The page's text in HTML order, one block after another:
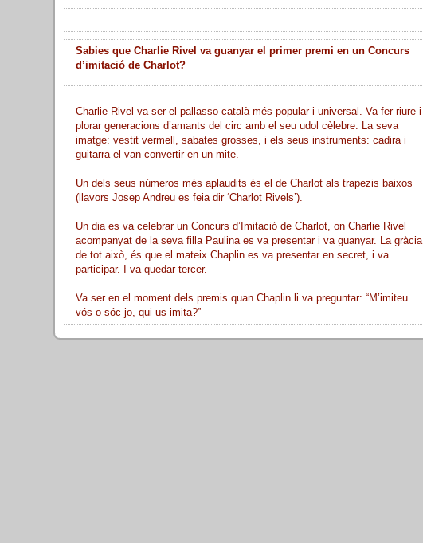
Sabies que Charlie Rivel va guanyar el primer premi en un Concurs
d’imitació de Charlot?
Charlie Rivel va ser el pallasso català més popular i universal. Va fer riure i
plorar generacions d’amants del circ amb el seu udol cèlebre. La seva
imatge: vestit vermell, sabates grosses, i els seus instruments: cadira i
guitarra el van convertir en un mite.
Un dels seus números més aplaudits és el de Charlot als trapezis baixos
(llavors Josep Andreu es feia dir ‘Charlot Rivels’).
Un dia es va celebrar un Concurs d’Imitació de Charlot, on Charlie Rivel
acompanyat de la seva filla Paulina es va presentar i va guanyar. La gràcia
de tot això, és que el mateix Chaplin es va presentar en secret, i va
participar. I va quedar tercer.
Va ser en el moment dels premis quan Chaplin li va preguntar: “M’imiteu
vós o sóc jo, qui us imita?”